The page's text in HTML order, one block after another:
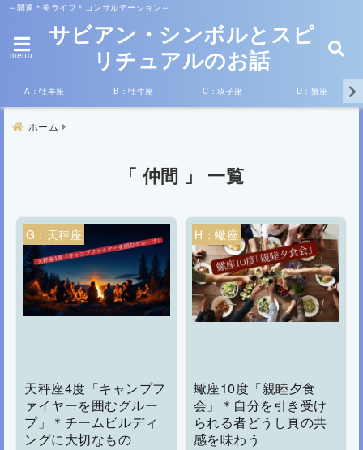
～開運＊美ライフ＊コンサルテーション～
menu
サビアン・シンボルとスピ
リチュアルのお話
A：牡羊座 B：牡牛座 C：双子座 D：蟹座
ホーム
「 仲間 」 一覧
G：天秤座
天秤座4度「キャンプフ
ァイヤーを囲むグルー
プ」＊チームビルディ
ングに大切なもの
H：蠍座
蠍座10度「親睦夕食
会」＊自分を引き受け
られる者どうし真の共
感を味わう